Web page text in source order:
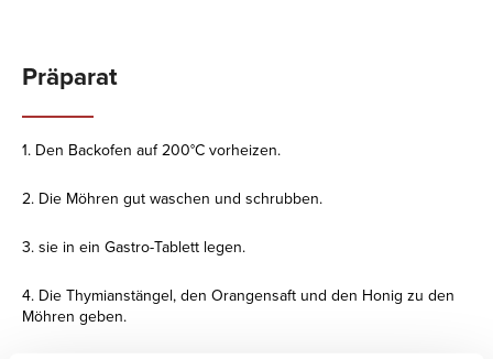
Präparat
1. Den Backofen auf 200°C vorheizen.
2. Die Möhren gut waschen und schrubben.
3. sie in ein Gastro-Tablett legen.
4. Die Thymianstängel, den Orangensaft und den Honig zu den
Möhren geben.